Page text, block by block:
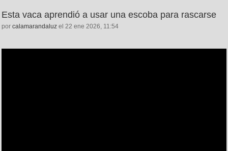
Esta vaca aprendió a usar una escoba para rascarse
por calamarandaluz el 22 ene 2026, 11:54